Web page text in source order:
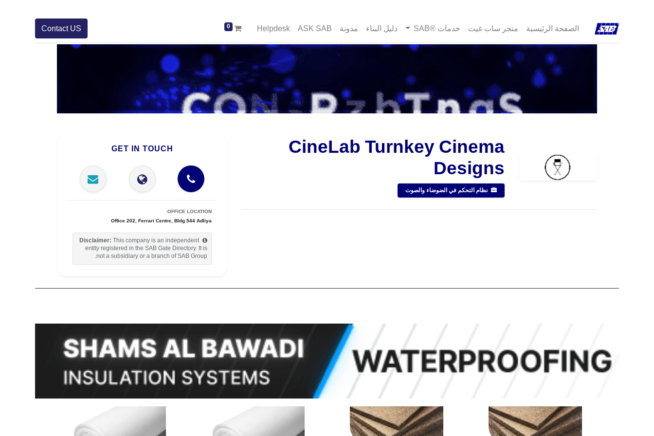
الصفحة الرئيسية متجر ساب غيت خدمات ®SAB دليل البناء مدونة ASK SAB
Helpdesk
0
Contact US
CineLab Turnkey Cinema
Designs
نظام التحكم في الضوضاء والصوت
GET IN TOUCH
OFFICE LOCATION:
Office 202, Ferrari Centre, Bldg 544 Adliya
Disclaimer:
This company is an independent
entity registered in the SAB Gate Directory. It is
not a subsidiary or a branch of SAB Group.